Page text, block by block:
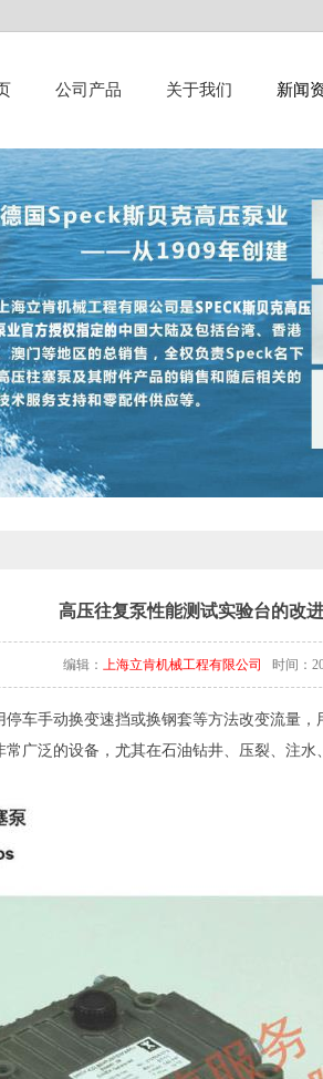
公司产品 关于我们 新闻
高压往复泵性能测试实验台的改
编辑： 上海立肯机械工程有限公司 时间：
车手动换变速挡或换钢套等方法改变流量
广泛的设备，尤其在石油钻井、压裂、注水